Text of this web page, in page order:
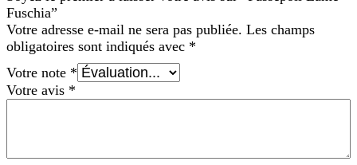
Fuschia”
Votre adresse e-mail ne sera pas publiée. Les champs
obligatoires sont indiqués avec *
Votre note *
Votre avis *